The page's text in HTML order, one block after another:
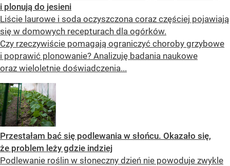
i plonują do jesieni
Liście laurowe i soda oczyszczona coraz częściej pojawiają
się w domowych recepturach dla ogórków.
Czy rzeczywiście pomagają ograniczyć choroby grzybowe
i poprawić plonowanie? Analizuję badania naukowe
oraz wieloletnie doświadczenia...
Przestałam bać się podlewania w słońcu. Okazało się,
że problem leży gdzie indziej
Podlewanie roślin w słoneczny dzień nie powoduje zwykle